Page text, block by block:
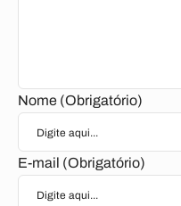
Nome (Obrigatório)
E-mail (Obrigatório)